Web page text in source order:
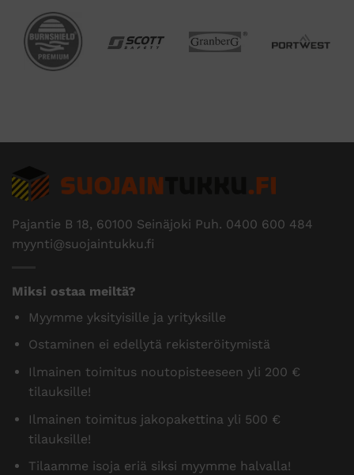
Pajantie B 18, 60100 Seinäjoki Puh. 0400 600 484
myynti@suojaintukku.fi
Miksi ostaa meiltä?
Myymme yksityisille ja yrityksille
Ostaminen ei edellytä rekisteröitymistä
Ilmainen toimitus noutopisteeseen yli 200 €
tilauksille!
Ilmainen toimitus jakopakettina yli 500 €
tilauksille!
Tilaamme isoja eriä siksi myymme halvalla!